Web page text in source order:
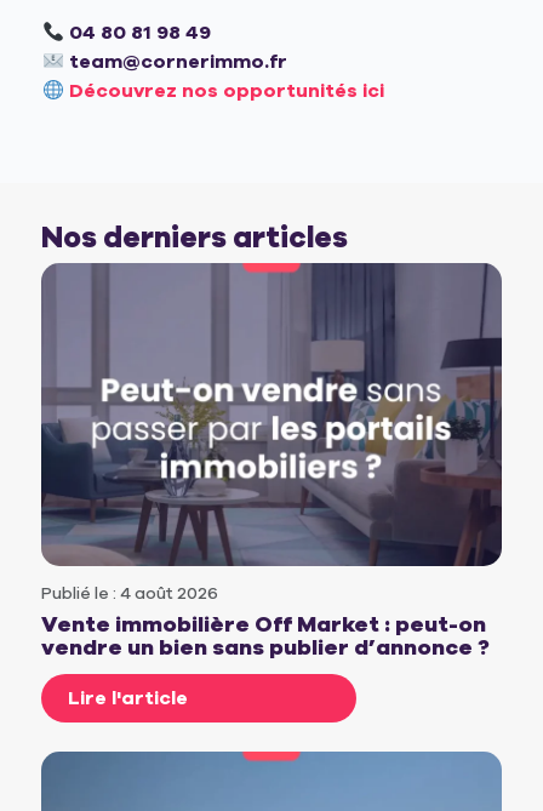
04 80 81 98 49
team@cornerimmo.fr
Découvrez nos opportunités ici
Nos derniers articles
Publié le : 4 août 2026
Vente immobilière Off Market : peut-on
vendre un bien sans publier d’annonce ?
Lire l'article